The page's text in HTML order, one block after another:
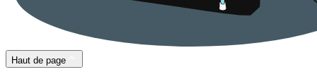
Haut de page